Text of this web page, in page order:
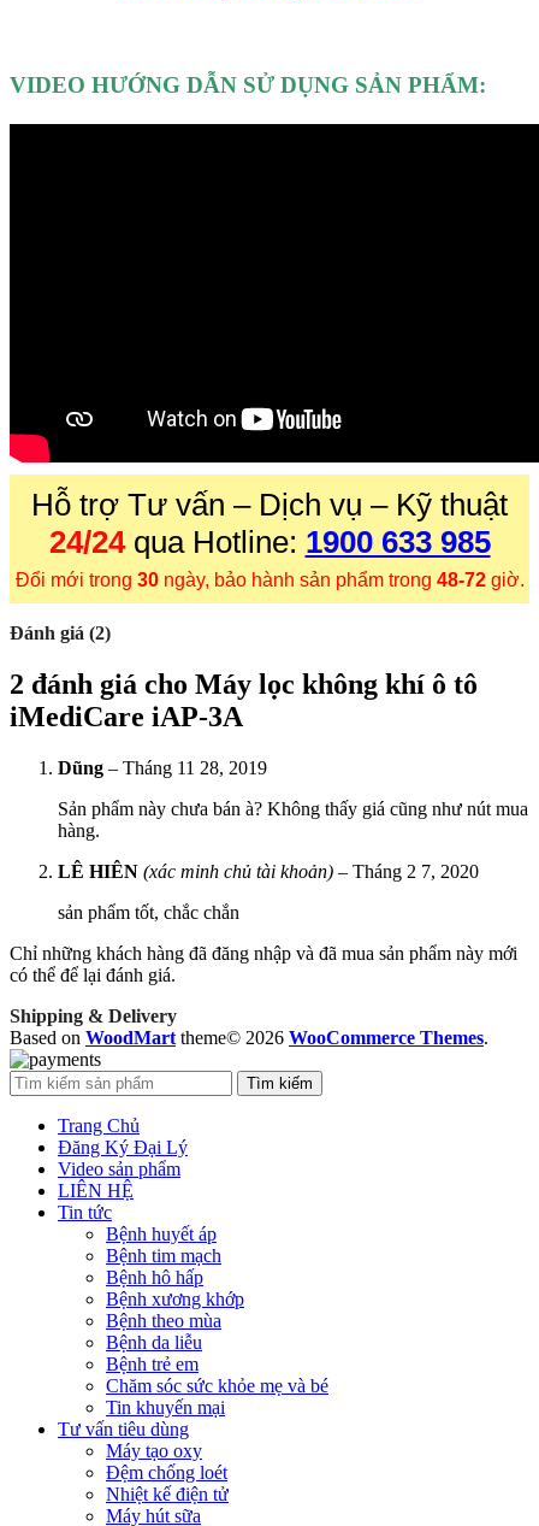
VIDEO HƯỚNG DẪN SỬ DỤNG SẢN PHẨM:
Hỗ trợ Tư vấn – Dịch vụ – Kỹ thuật
24/24 qua Hotline: 1900 633 985
Đổi mới trong 30ngày, bảo hành sản phẩm trong 48-72giờ.
Đánh giá (2)
2 đánh giá cho Máy lọc không khí ô tô
iMediCare iAP-3A
Dũng – Tháng 11 28, 2019
Sản phẩm này chưa bán à? Không thấy giá cũng như nút mua
hàng.
LÊ HIÊN (xác minh chủ tài khoản) – Tháng 2 7, 2020
sản phẩm tốt, chắc chắn
Chỉ những khách hàng đã đăng nhập và đã mua sản phẩm này mới
có thể để lại đánh giá.
Shipping & Delivery
Based on WoodMart theme© 2026 WooCommerce Themes.
Tìm kiếm
Trang Chủ
Đăng Ký Đại Lý
Video sản phẩm
LIÊN HỆ
Tin tức
Bệnh huyết áp
Bệnh tim mạch
Bệnh hô hấp
Bệnh xương khớp
Bệnh theo mùa
Bệnh da liễu
Bệnh trẻ em
Chăm sóc sức khỏe mẹ và bé
Tin khuyến mại
Tư vấn tiêu dùng
Máy tạo oxy
Đệm chống loét
Nhiệt kế điện tử
Máy hút sữa